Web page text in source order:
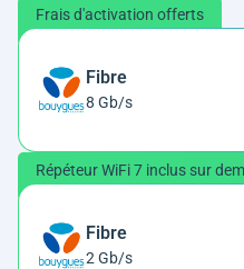
Frais d'activation offerts
Fibre
8 Gb/s
Répéteur WiFi 7 inclus sur
Fibre
2 Gb/s